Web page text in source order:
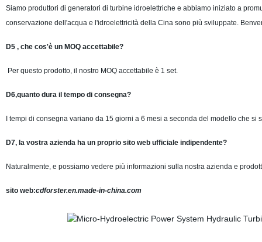
Siamo produttori di generatori di turbine idroelettriche e abbiamo iniziato a
conservazione dell'acqua e l'idroelettricità della Cina sono più sviluppate.
D5 , che cos'è un MOQ accettabile?
Per questo prodotto, il nostro MOQ accettabile è 1 set.
D6,quanto dura il tempo di consegna?
I tempi di consegna variano da 15 giorni a 6 mesi a seconda del modello che si
D7, la vostra azienda ha un proprio sito web ufficiale indipendente?
Naturalmente, e possiamo vedere più informazioni sulla nostra azienda e
sito web:cdforster.en.made-in-china.com